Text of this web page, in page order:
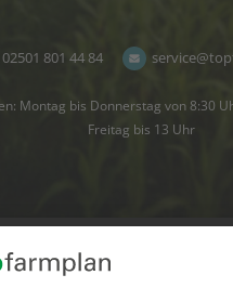
02501 801 44 84
Montag bis Donnerstag von 8:30
Freitag bis 13 Uhr